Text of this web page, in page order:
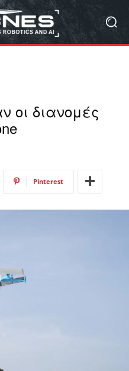
οι διανομές
Pinterest